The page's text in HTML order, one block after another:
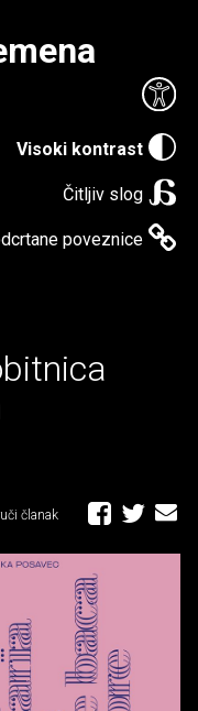
Visoki kontrast
Čitljiv slog
poveznice
članak